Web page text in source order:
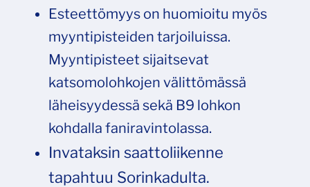
Esteettömyys on huomioitu myös
myyntipisteiden tarjoiluissa.
Myyntipisteet sijaitsevat
katsomolohkojen välittömässä
läheisyydessä sekä B9 lohkon
kohdalla faniravintolassa.
Invataksin saattoliikenne
tapahtuu Sorinkadulta.